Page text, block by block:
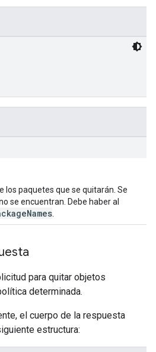
los paquetes que se quitarán. Se
se encuentran. Debe haber al
para quitar objetos
determinada.
el cuerpo de la respuesta
estructura: